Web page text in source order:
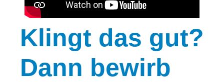
Klingt das gut?
Dann bewirb